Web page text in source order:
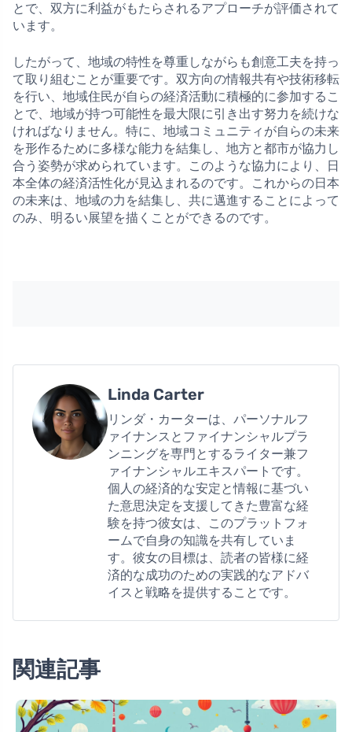
とで、双方に利益がもたらされるアプローチが評価されて
います。
したがって、地域の特性を尊重しながらも創意工夫を持っ
て取り組むことが重要です。双方向の情報共有や技術移転
を行い、地域住民が自らの経済活動に積極的に参加するこ
とで、地域が持つ可能性を最大限に引き出す努力を続けな
ければなりません。特に、地域コミュニティが自らの未来
を形作るために多様な能力を結集し、地方と都市が協力し
合う姿勢が求められています。このような協力により、日
本全体の経済活性化が見込まれるのです。これからの日本
の未来は、地域の力を結集し、共に邁進することによって
のみ、明るい展望を描くことができるのです。
Linda Carter
リンダ・カーターは、パーソナルフ
ァイナンスとファイナンシャルプラ
ンニングを専門とするライター兼フ
ァイナンシャルエキスパートです。
個人の経済的な安定と情報に基づい
た意思決定を支援してきた豊富な経
験を持つ彼女は、このプラットフォ
ームで自身の知識を共有していま
す。彼女の目標は、読者の皆様に経
済的な成功のための実践的なアドバ
イスと戦略を提供することです。
関連記事